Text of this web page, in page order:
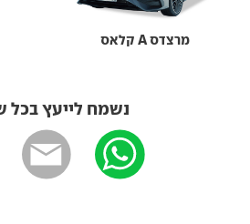
מרצדס A קלאס
נשמח לייעץ בכל